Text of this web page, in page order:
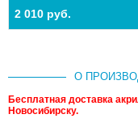
2 010 руб.
О
Бесплатная доставка
Новосибирску.